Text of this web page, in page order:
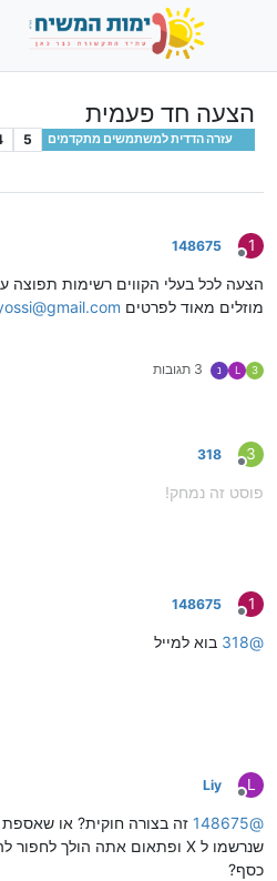
הצעה חד פעמית
עזרה הדדית למשתמשים מתקדמים 5
1
מנותק
148675
הצעה לכל בעלי הקווים רשימות תפוצה
מוזלים מאוד לפרטים
3
L נ 3 תגובות
3
מנותק
318
פוסט זה נמחק!
1
מנותק
148675
@
318 בוא למייל
L
מנותק
Liy
@
148675 זה בצורה חוקית? או
כסף?